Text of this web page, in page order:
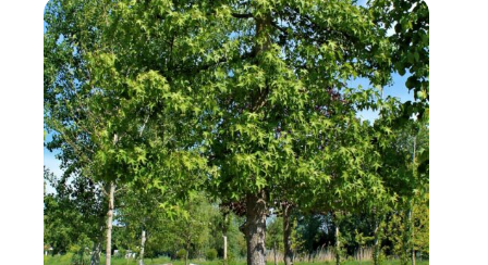
Deze
optie
kan
gekozen
worden
op
de
productpagina